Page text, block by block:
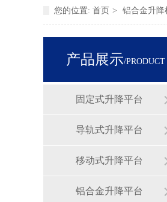
您的位置: 首页 > 铝合金升降
产品展示/PRODUCT
固定式升降平台
导轨式升降平台
移动式升降平台
铝合金升降平台